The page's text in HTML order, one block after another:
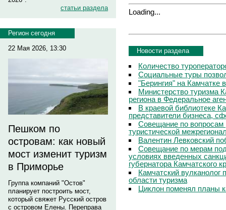
статьи раздела
Регион сегодня
22 Мая 2026, 13:30
Пешком по
островам: как новый
мост изменит туризм
в Приморье
Группа компаний "Остов"
планирует построить мост,
который свяжет Русский остров
с островом Елены. Переправа
Loading...
Новости раздела
Количество
Социальные туры
"Берингия" на Камчатке
Министерство туризма
региона в Федеральное
В краевой библиотеке
представители бизнеса,
Совещание по вопросам
туристической
Валентин Левковский
Совещание по мерам
условиях введенных
губернатора Камчатского
Камчатский
области туризма
Циклон поменял планы